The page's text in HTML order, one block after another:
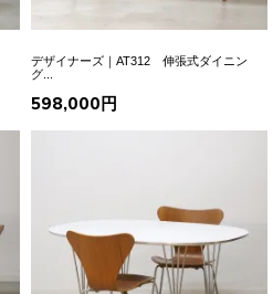
デザイナーズ｜AT312 伸張式ダイニン
グ...
598,000円